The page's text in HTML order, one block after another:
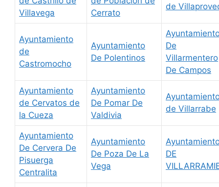
Villavega
Cerrato
de
Ayuntamiento
de
Castromocho
Ayuntamiento
De Polentinos
De
Villarmentero
De Campos
Ayuntamiento
de Cervatos de
la Cueza
Ayuntamiento
De Pomar De
Valdivia
de Villarrabe
Ayuntamiento
De Cervera De
Pisuerga
Centralita
Ayuntamiento
De Poza De La
Vega
DE